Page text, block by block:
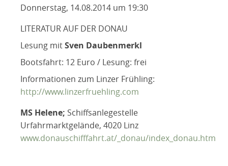
Donnerstag, 14.08.2014 um 19:30
LITERATUR AUF DER DONAU
Lesung mitSven Daubenmerkl
Bootsfahrt: 12 Euro / Lesung: frei
Informationen zum Linzer Frühling:
http://www.linzerfruehling.com
MS Helene; Schiffsanlegestelle
Urfahrmarktgelände, 4020 Linz
www.donauschifffahrt.at/_donau/index_donau.htm